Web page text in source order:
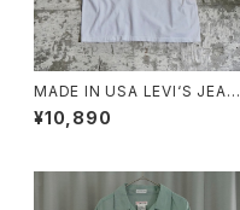
MADE IN USA LEVI‘S JEAN
S TEE
¥10,890